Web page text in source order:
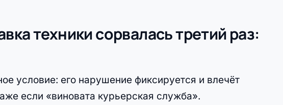
техники сорвалась третий раз:
условие: его нарушение фиксируется и влечёт
если «виновата курьерская служба».